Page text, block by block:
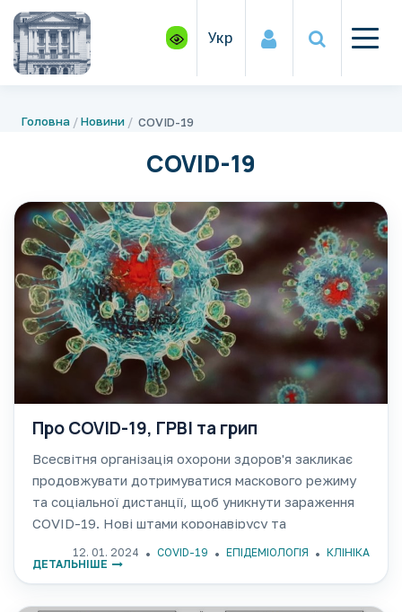
Укр
Головна Новини COVID-19
COVID-19
Про COVID-19, ГРВІ та грип
Всесвітня організація охорони здоров'я закликає
продовжувати дотримуватися маскового режиму
та соціальної дистанції, щоб уникнути зараження
COVID-19. Нові штами коронавірусу та
епідеміологічна ситуація в Одеському регіоні, що
пов’язана не тільки з COVID-19, але й з іншими
ГРВІ, - в полі зору
12. 01. 2024 COVID-19 ЕПІДЕМІОЛОГІЯ
КЛІНІКА
ДЕТАЛЬНІШЕ